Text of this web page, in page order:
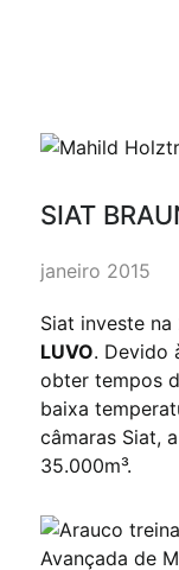
SIAT
janeiro 2015
Siat investe na
LUVO. Devido
obter tempos
baixa
câmaras Siat,
35.000m³.